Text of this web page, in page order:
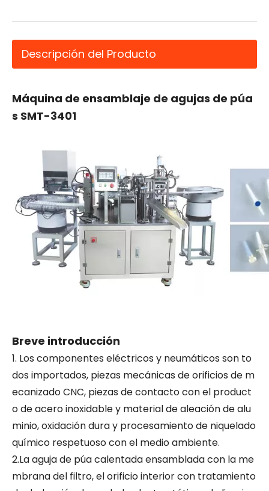
Descripción del Producto
Máquina de ensamblaje de agujas de púa
s SMT-3401
Breve introducción
1. Los componentes eléctricos y neumáticos son to
dos importados, piezas mecánicas de orificios de m
ecanizado CNC, piezas de contacto con el product
o de acero inoxidable y material de aleación de alu
minio, oxidación dura y procesamiento de niquelado
químico respetuoso con el medio ambiente.
2.La aguja de púa calentada ensamblada con la me
mbrana del filtro, el orificio interior con tratamiento